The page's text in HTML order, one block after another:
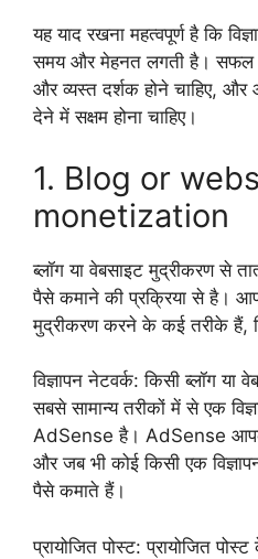
यह याद रखना महत्वपूर्ण है कि
समय और मेहनत लगती है। सफल
और व्यस्त दर्शक होने चाहिए, और
देने में सक्षम होना चाहिए।
1. Blog or
monetization
ब्लॉग या वेबसाइट मुद्रीकरण से
पैसे कमाने की प्रक्रिया से है।
मुद्रीकरण करने के कई तरीके हैं,
विज्ञापन नेटवर्क: किसी ब्लॉग
सबसे सामान्य तरीकों में से एक
AdSense है। AdSense आपकी
और जब भी कोई किसी एक
पैसे कमाते हैं।
प्रायोजित पोस्ट: प्रायोजित